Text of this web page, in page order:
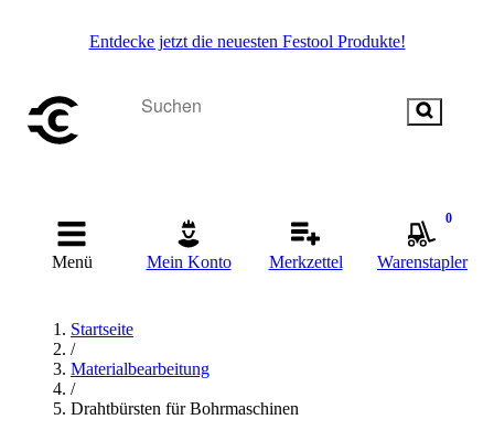
Entdecke jetzt die neuesten Festool Produkte!
Menü Mein Konto Merkzettel
0
Warenstapler
Startseite
/
Materialbearbeitung
/
Drahtbürsten für Bohrmaschinen